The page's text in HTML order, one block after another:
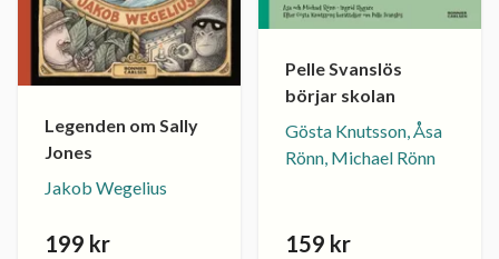
Legenden om Sally
Jones
Jakob Wegelius
199 kr
Pelle Svanslös
börjar skolan
Gösta Knutsson, Åsa
Rönn, Michael Rönn
159 kr